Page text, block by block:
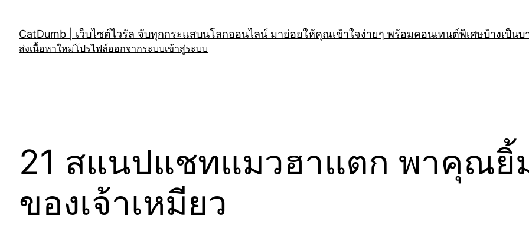
content
CatDumb | เว็บไซต์ไวรัล จับทุกกระแสบนโลกออนไลน์ มาย่อยให้คุณเข้าใจง่ายๆ พร้อมคอนเทนต์พิเศษบ้างเป็นบา
ส่งเนื้อหาใหม่โปรไฟล์ออกจากระบบเข้าสู่ระบบ
21 สแนปแชทแมวฮาแตก พาคุณยิ้
ของเจ้าเหมียว